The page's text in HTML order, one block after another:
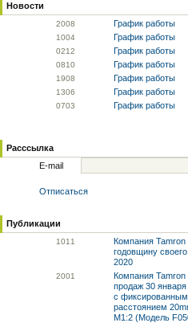
Новости
2008 График работы
1004 График работы
0212 График работы
0810 График работы
1908 График работы
1306 График работы
0703 График работы
Расссылка
E-mail
Отписаться
Публикации
1011
Компания
годовщину
2020
2001
Компания Tamron
продаж 30 января
с
расстоянием
M1:2 (Модель